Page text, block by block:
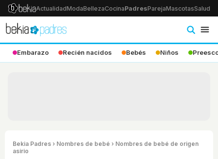
ActualidadModaBellezaCocinaPadresParejaMascotasSalud
Embarazo Recién nacidos Bebés Niños
Bekia Padres › Nombres de bebé › Nombres de bebé de origen
asirio